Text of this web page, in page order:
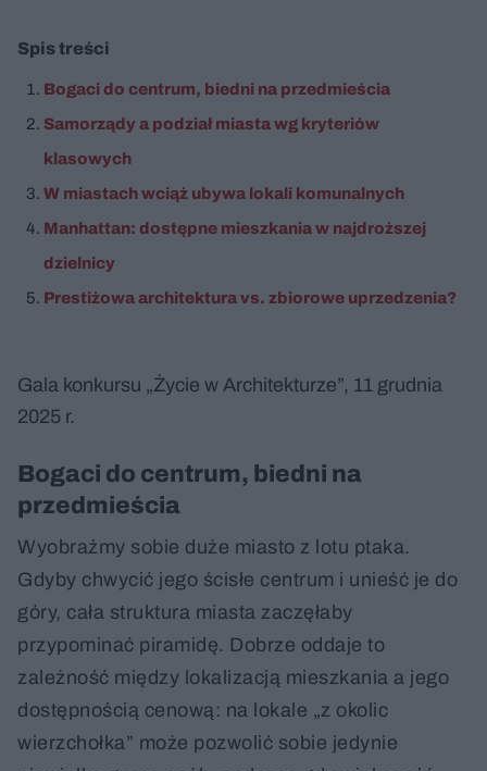
Spis treści
Bogaci do centrum, biedni na przedmieścia
Samorządy a podział miasta wg kryteriów
klasowych
W miastach wciąż ubywa lokali komunalnych
Manhattan: dostępne mieszkania w najdroższej
dzielnicy
Prestiżowa architektura vs. zbiorowe uprzedzenia?
Gala konkursu „Życie w Architekturze”, 11 grudnia
2025 r.
Bogaci do centrum, biedni na
przedmieścia
Wyobraźmy sobie duże miasto z lotu ptaka.
Gdyby chwycić jego ścisłe centrum i unieść je do
góry, cała struktura miasta zaczęłaby
przypominać piramidę. Dobrze oddaje to
zależność między lokalizacją mieszkania a jego
dostępnością cenową: na lokale „z okolic
wierzchołka” może pozwolić sobie jedynie